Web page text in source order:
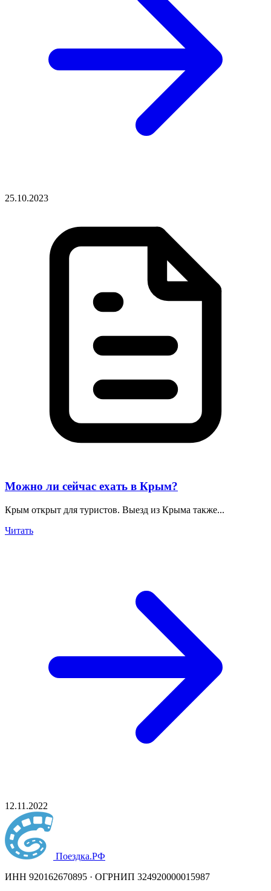
25.10.2023
Можно ли сейчас ехать в Крым?
Крым открыт для туристов. Выезд из Крыма также...
Читать
12.11.2022
Поездка.РФ
ИНН 920162670895 · ОГРНИП 324920000015987